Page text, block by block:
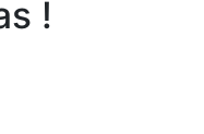
!